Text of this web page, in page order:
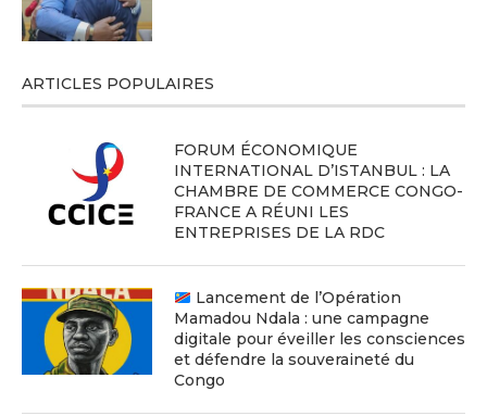
ARTICLES POPULAIRES
FORUM ÉCONOMIQUE
INTERNATIONAL D’ISTANBUL : LA
CHAMBRE DE COMMERCE CONGO-
FRANCE A RÉUNI LES
ENTREPRISES DE LA RDC
Lancement de l’Opération
Mamadou Ndala : une campagne
digitale pour éveiller les consciences
et défendre la souveraineté du
Congo